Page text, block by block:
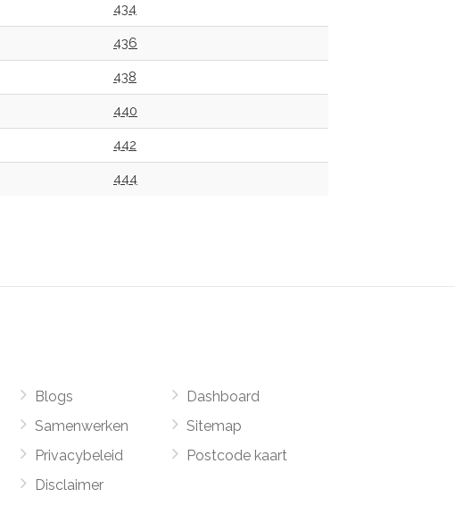
434
436
438
440
442
444
Blogs
Samenwerken
Privacybeleid
Disclaimer
Dashboard
Sitemap
Postcode kaart